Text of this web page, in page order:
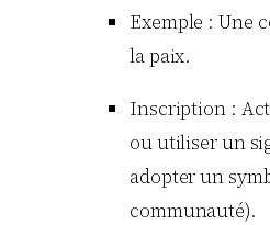
Exemple : Une
la paix.
Inscription :
ou utiliser un
adopter un
communauté).